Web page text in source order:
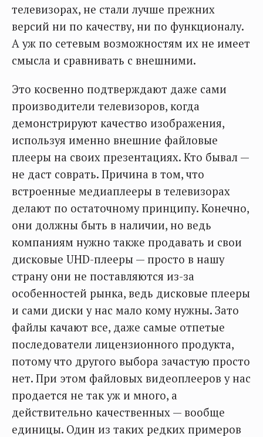
телевизорах, не стали лучше прежних
версий ни по качеству, ни по функционалу.
А уж по сетевым возможностям их не имеет
смысла и сравнивать с внешними.
Это косвенно подтверждают даже сами
производители телевизоров, когда
демонстрируют качество изображения,
используя именно внешние файловые
плееры на своих презентациях. Кто бывал —
не даст соврать. Причина в том, что
встроенные медиаплееры в телевизорах
делают по остаточному принципу. Конечно,
они должны быть в наличии, но ведь
компаниям нужно также продавать и свои
дисковые UHD-плееры — просто в нашу
страну они не поставляются из-за
особенностей рынка, ведь дисковые плееры
и сами диски у нас мало кому нужны. Зато
файлы качают все, даже самые отпетые
последователи лицензионного продукта,
потому что другого выбора зачастую просто
нет. При этом файловых видеоплееров у нас
продается не так уж и много, а
действительно качественных — вообще
единицы. Один из таких редких примеров